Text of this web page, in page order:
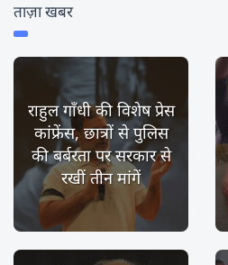
ताज़ा खबर
राहुल गाँधी की विशेष प्रेस
कांफ्रेंस, छात्रों से पुलिस
की बर्बरता पर सरकार से
रखीं तीन मांगें